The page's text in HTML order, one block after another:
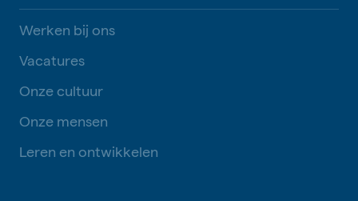
Werken bij ons
Vacatures
Onze cultuur
Onze mensen
Leren en ontwikkelen